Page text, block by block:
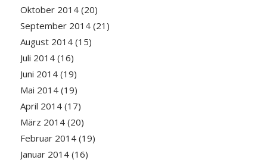
Oktober 2014(20)
September 2014(21)
August 2014(15)
Juli 2014(16)
Juni 2014(19)
Mai 2014(19)
April 2014(17)
März 2014(20)
Februar 2014(19)
Januar 2014(16)